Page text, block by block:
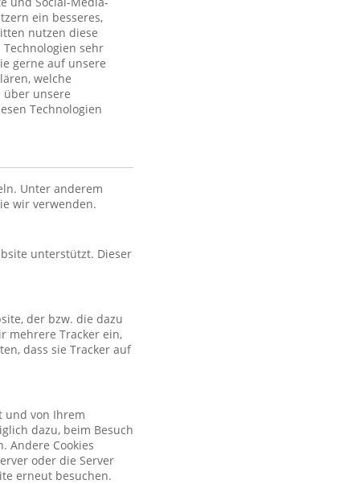
ein besseres,
nutzen diese
sehr
gerne auf unsere
welche
über unsere
Technologien
Unter anderem
wir verwenden.
unterstützt. Dieser
der bzw. die dazu
mehrere Tracker ein,
dass sie Tracker auf
und von Ihrem
dazu, beim Besuch
Andere Cookies
oder die Server
erneut besuchen.